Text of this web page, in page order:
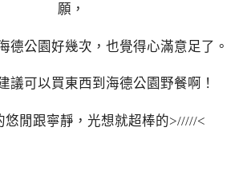
願，
德公園好幾次，也覺得心滿意足了。
議可以買東西到海德公園野餐啊！
悠閒跟寧靜，光想就超棒的>/////<